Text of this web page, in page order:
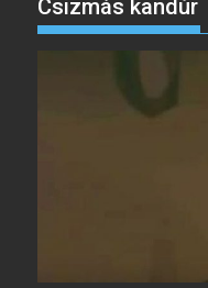
Csizmás kandúr